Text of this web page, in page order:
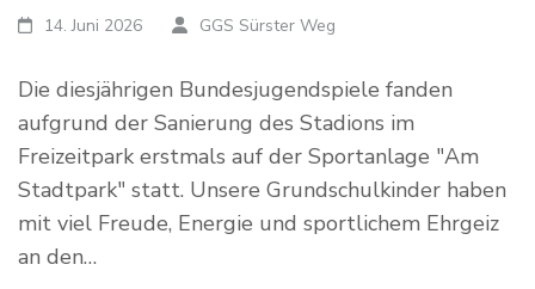
14. Juni 2026 GGS Sürster Weg
Die diesjährigen Bundesjugendspiele fanden
aufgrund der Sanierung des Stadions im
Freizeitpark erstmals auf der Sportanlage "Am
Stadtpark" statt. Unsere Grundschulkinder haben
mit viel Freude, Energie und sportlichem Ehrgeiz
an den…